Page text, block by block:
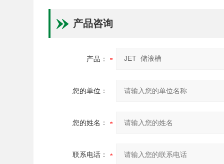
产品咨询
产品：
您的单位：
您的姓名：
联系电话：